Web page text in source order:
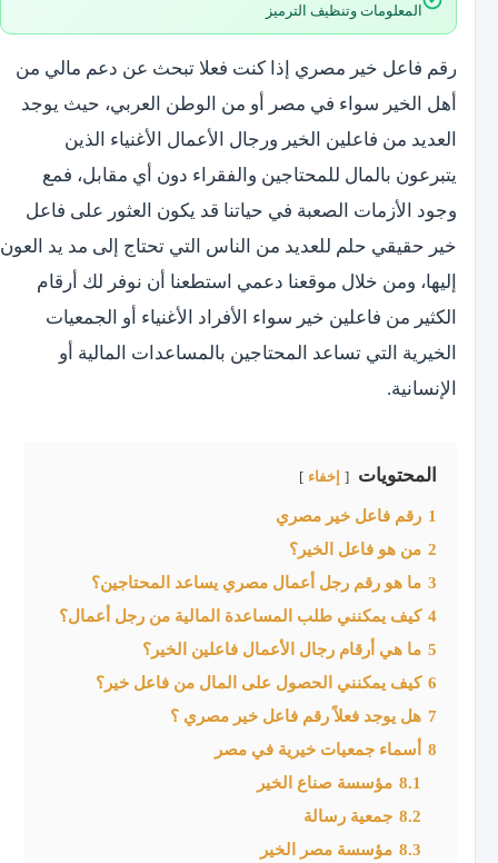
المعلومات وتنظيف الترميز
رقم فاعل خير مصري إذا كنت فعلا تبحث عن دعم مالي من
أهل الخير سواء في مصر أو من الوطن العربي، حيث يوجد
العديد من فاعلين الخير ورجال الأعمال الأغنياء الذين
يتبرعون بالمال للمحتاجين والفقراء دون أي مقابل، فمع
وجود الأزمات الصعبة في حياتنا قد يكون العثور على فاعل
خير حقيقي حلم للعديد من الناس التي تحتاج إلى مد يد العون
إليها، ومن خلال موقعنا دعمي استطعنا أن نوفر لك أرقام
الكثير من فاعلين خير سواء الأفراد الأغنياء أو الجمعيات
الخيرية التي تساعد المحتاجين بالمساعدات المالية أو
الإنسانية.
المحتويات إخفاء
1 رقم فاعل خير مصري
2 من هو فاعل الخير؟
3 ما هو رقم رجل أعمال مصري يساعد المحتاجين؟
4 كيف يمكنني طلب المساعدة المالية من رجل أعمال؟
5 ما هي أرقام رجال الأعمال فاعلين الخير؟
6 كيف يمكنني الحصول على المال من فاعل خير؟
7 هل يوجد فعلاً رقم فاعل خير مصري ؟
8 أسماء جمعيات خيرية في مصر
8.1 مؤسسة صناع الخير
8.2 جمعية رسالة
8.3 مؤسسة مصر الخير